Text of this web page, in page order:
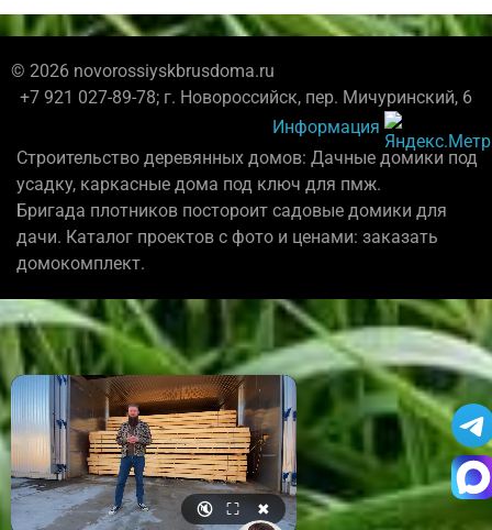
© 2026 novorossiyskbrusdoma.ru
+7 921 027-89-78; г. Новороссийск, пер. Мичуринский, 6
Информация
Строительство деревянных домов: Дачные домики под
усадку, каркасные дома под ключ для пмж.
Бригада плотников постороит садовые домики для
дачи. Каталог проектов с фото и ценами: заказать
домокомплект.
🔇 ⛶ ✖